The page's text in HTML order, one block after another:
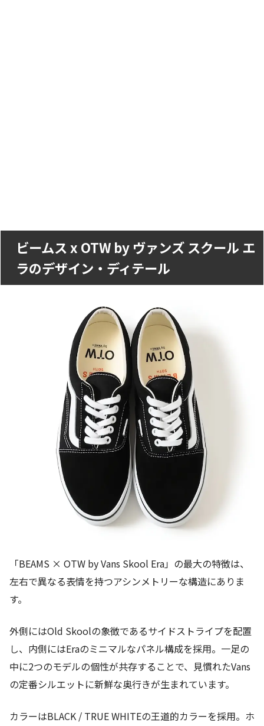
ビームス x OTW by ヴァンズ スクール エ
ラのデザイン・ディテール
「BEAMS × OTW by Vans Skool Era」の最大の特徴は、
左右で異なる表情を持つアシンメトリーな構造にありま
す。
外側にはOld Skoolの象徴であるサイドストライプを配置
し、内側にはEraのミニマルなパネル構成を採用。一足の
中に2つのモデルの個性が共存することで、見慣れたVans
の定番シルエットに新鮮な奥行きが生まれています。
カラーはBLACK / TRUE WHITEの王道的カラーを採用。ホ